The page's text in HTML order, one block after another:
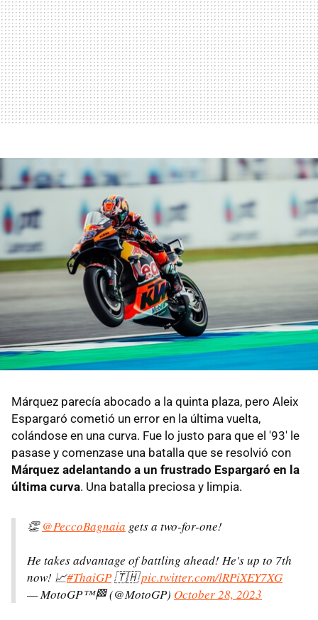
Márquez parecía abocado a la quinta plaza, pero Aleix
Espargaró cometió un error en la última vuelta,
colándose en una curva. Fue lo justo para que el '93' le
pasase y comenzase una batalla que se resolvió con
Márquez adelantando a un frustrado Espargaró en la
última curva. Una batalla preciosa y limpia.
👏@PeccoBagnaia gets a two-for-one!
He takes advantage of battling ahead! He's up to 7th
now! 📈#ThaiGP🇹🇭pic.twitter.com/lRPiXEY7XG
— MotoGP™🏁 (@MotoGP) October 28, 2023